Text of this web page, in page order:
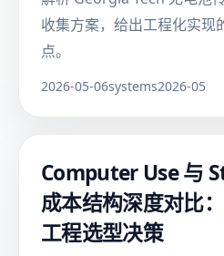
收集方案，给出工程化实现
点。
2026-05-06systems2026-05
Computer Use 与
成本结构深度对比
工程选型决策